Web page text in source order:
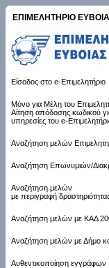
ΕΠΙΜΕΛΗΤΗΡΙΟ
Είσοδος στο e-Επιμελητήριο
Μόνο για Μέλη του
Αίτηση απόδοσης κωδικού
υπηρεσίες του e-
Αναζήτηση μελών
Αναζήτηση Επωνυμιών/
Αναζήτηση μελών
με περιγραφή
Αναζήτηση μελών με ΚΑΔ
Αναζήτηση μελών με Δήμο
Αυθεντικοποίηση εγγράφων